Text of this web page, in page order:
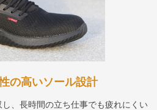
の高いソール設計
、長時間の立ち仕事でも疲れにくい